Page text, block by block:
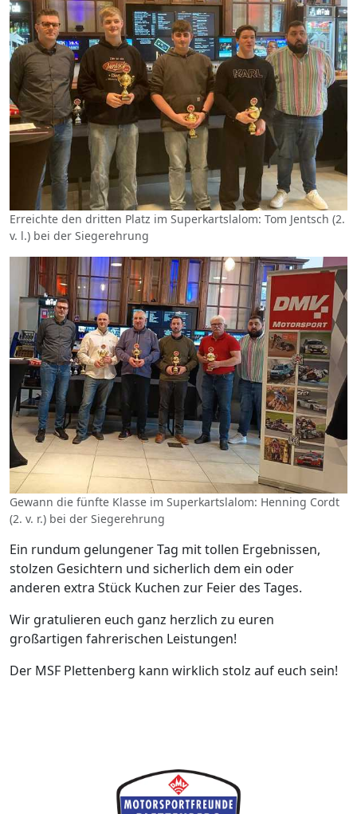
Erreichte den dritten Platz im Superkartslalom: Tom Jentsch (2.
v. l.) bei der Siegerehrung
Gewann die fünfte Klasse im Superkartslalom: Henning Cordt
(2. v. r.) bei der Siegerehrung
Ein rundum gelungener Tag mit tollen Ergebnissen,
stolzen Gesichtern und sicherlich dem ein oder
anderen extra Stück Kuchen zur Feier des Tages.
Wir gratulieren euch ganz herzlich zu euren
großartigen fahrerischen Leistungen!
Der MSF Plettenberg kann wirklich stolz auf euch sein!
Webseite der MotorSportFreunde